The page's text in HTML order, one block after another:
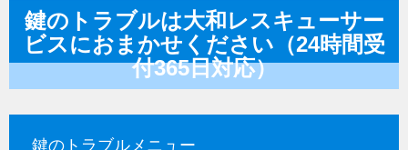
鍵のトラブルは大和レスキューサー
ビスにおまかせください（24時間受
付365日対応）
鍵のトラブルメニュー